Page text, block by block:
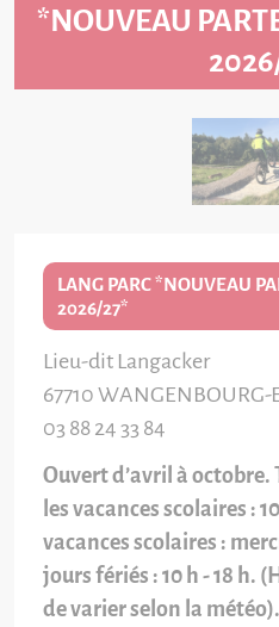
*NOUVEAU
LANG PARC *NOUVEAU
2026/27*
Lieu-dit Langacker
67710 WANGENBOURG-
03 88 24 33 84
Ouvert d’avril à
les vacances scolaires :
vacances scolaires :
jours fériés : 10 h - 18 h.
de varier selon la météo).